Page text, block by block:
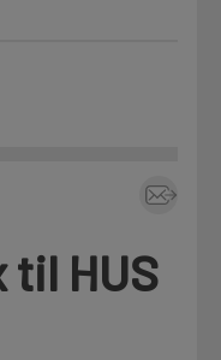
til HUS